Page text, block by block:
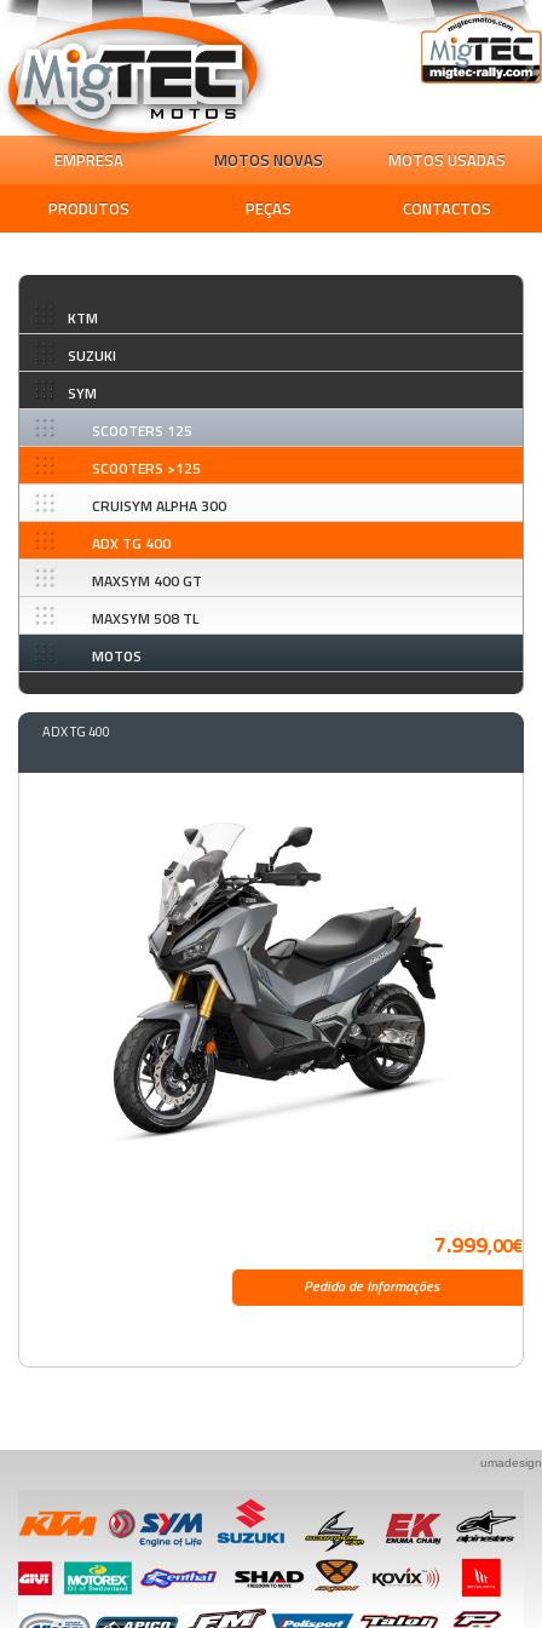
EMPRESA MOTOS NOVAS
MOTOS USADAS
PRODUTOS
PEÇAS CONTACTOS
KTM
SUZUKI
SYM
SCOOTERS 125
SCOOTERS >125
CRUISYM ALPHA 300
ADX TG 400
MAXSYM 400 GT
MAXSYM 508 TL
MOTOS
ADX TG 400
7.999,00€
Pedido de Informações
umadesign